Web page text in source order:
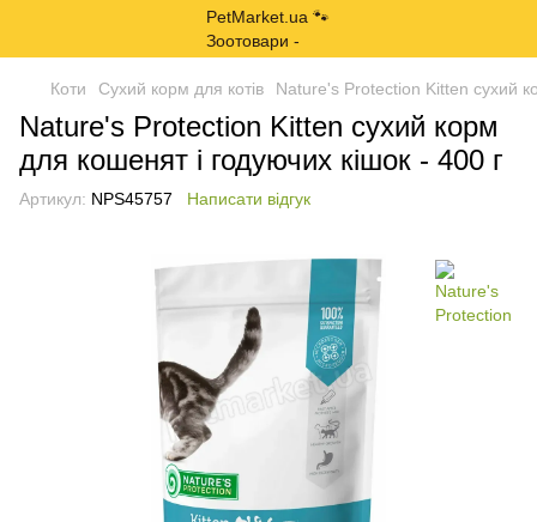
Коти Сухий корм для котів Nature's Protection Kitten сухий
Nature's Protection Kitten сухий корм
для кошенят і годуючих кішок - 400 г
Артикул: NPS45757 Написати відгук